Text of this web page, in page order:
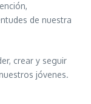
de nuestra
crear y seguir
jóvenes.